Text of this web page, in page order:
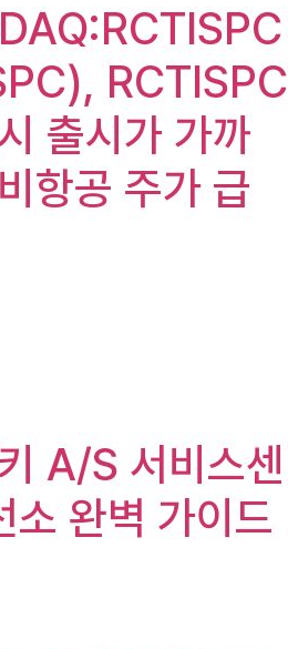
RCTISPC
출시가 가까
항공 주가 급
A/S 서비스센
소 완벽 가이드